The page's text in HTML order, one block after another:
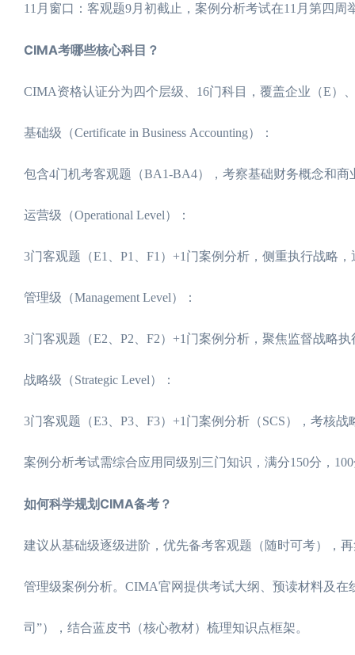
11月窗口：客观题9月初截止，案例分析考试在11月第四周
CIMA考哪些核心科目？
CIMA资格认证分为四个层级、16门科目，覆盖企业（E）
基础级（Certificate in Business Accounting）：
包含4门机考客观题（BA1-BA4），考察基础财务概念和
运营级（Operational Level）：
3门客观题（E1、P1、F1）+1门案例分析，侧重执行战略
管理级（Management Level）：
3门客观题（E2、P2、F2）+1门案例分析，聚焦监督战略
战略级（Strategic Level）：
3门客观题（E3、P3、F3）+1门案例分析（SCS），考核
案例分析考试需综合应用同级别三门知识，满分150分，
如何科学规划CIMA备考？
建议从基础级逐级进阶，优先备考客观题（随时可考），
管理级案例分析。CIMA官网提供考试大纲、预读材料及
司”），结合蓝皮书（核心教材）梳理知识点框架。